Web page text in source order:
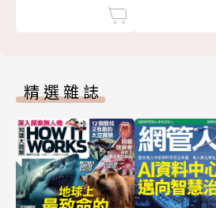
精選雜誌